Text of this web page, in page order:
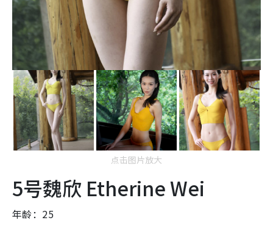
点击图片放大
5号魏欣 Etherine Wei
年龄：25